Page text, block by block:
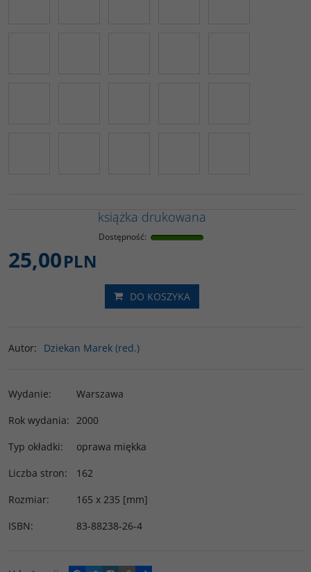
książka drukowana
Dostępność:
25,00PLN
DO KOSZYKA
Autor: Dziekan Marek (red.)
Wydanie:
Warszawa
Rok wydania: 2000
Typ okładki:
oprawa miękka
Liczba stron:
162
Rozmiar:
165 x 235 [mm]
ISBN: 83-88238-26-4